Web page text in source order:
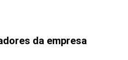
da empresa